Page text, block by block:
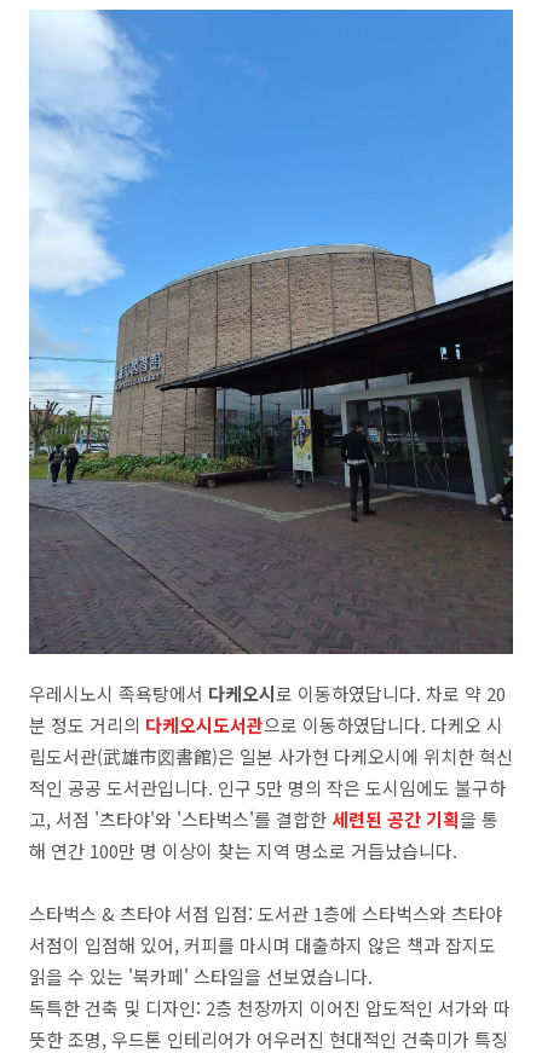
우레시노시 족욕탕에서 다케오시로 이동하였답니다. 차로 약 20
분 정도 거리의 다케오시도서관으로 이동하였답니다. 다케오 시
립도서관(武雄市図書館)은 일본 사가현 다케오시에 위치한 혁신
적인 공공 도서관입니다. 인구 5만 명의 작은 도시임에도 불구하
고,서점 '츠타야'와 '스타벅스'를 결합한 세련된 공간 기획을 통
해 연간 100만 명 이상이 찾는 지역 명소로 거듭났습니다.
스타벅스 & 츠타야 서점 입점: 도서관 1층에 스타벅스와 츠타야
서점이 입점해 있어,커피를 마시며 대출하지 않은 책과 잡지도
읽을 수 있는 '북카페' 스타일을 선보였습니다.
독특한 건축 및 디자인: 2층 천장까지 이어진 압도적인 서가와 따
뜻한 조명,우드톤 인테리어가 어우러진 현대적인 건축미가 특징